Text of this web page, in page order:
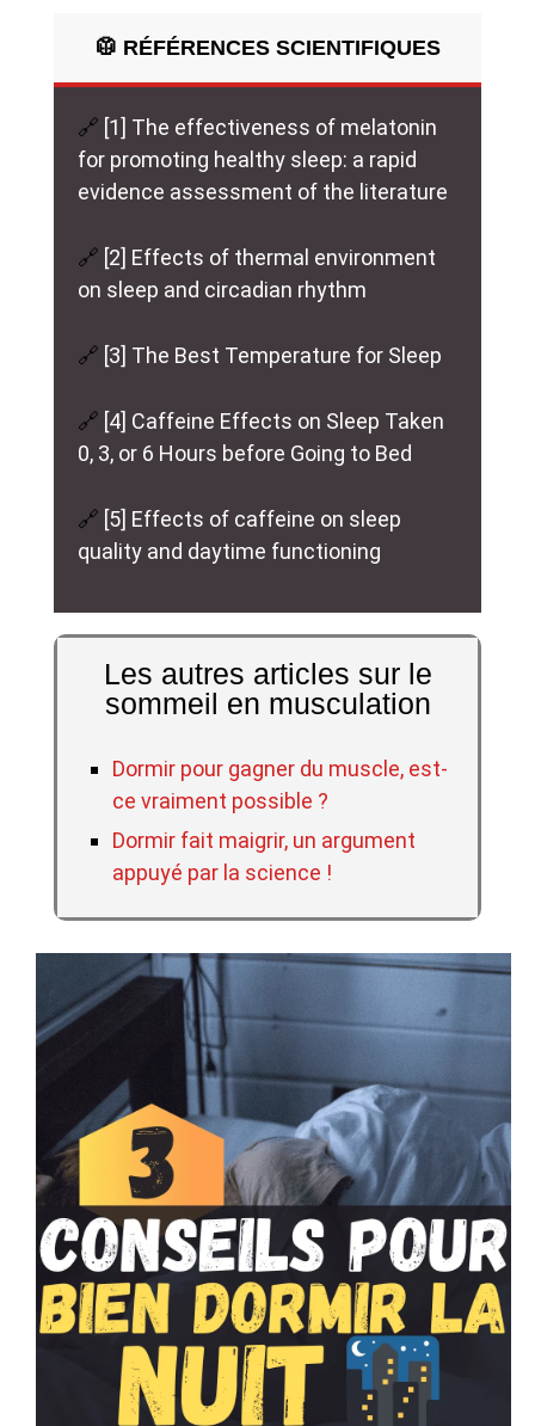
🥼 RÉFÉRENCES SCIENTIFIQUES
🔗 [1] The effectiveness of melatonin
for promoting healthy sleep: a rapid
evidence assessment of the literature
🔗 [2] Effects of thermal environment
on sleep and circadian rhythm
🔗 [3] The Best Temperature for Sleep
🔗 [4] Caffeine Effects on Sleep Taken
0, 3, or 6 Hours before Going to Bed
🔗 [5] Effects of caffeine on sleep
quality and daytime functioning
Les autres articles sur le
sommeil en musculation
Dormir pour gagner du muscle, est-
ce vraiment possible ?
Dormir fait maigrir, un argument
appuyé par la science !